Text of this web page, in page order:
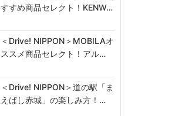
すすめ商品セレクト！KENW…
＜Drive! NIPPON＞MOBILAオ
ススメ商品セレクト！アル…
＜Drive! NIPPON＞道の駅「ま
えばし赤城」の楽しみ方！…